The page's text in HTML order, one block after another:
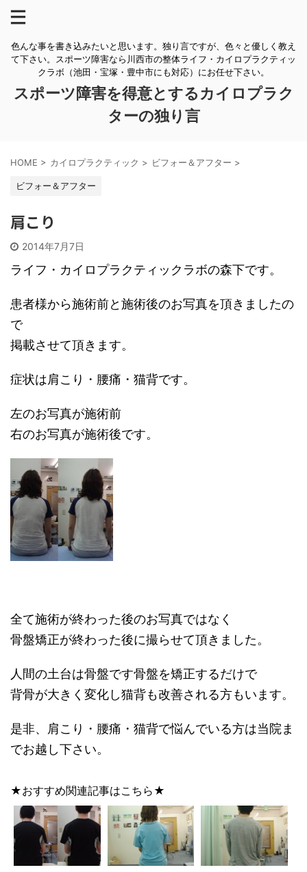
色んな事を書き込みたいと思います。独り言ですが、色々と優しく教え
て下さい。スポーツ障害なら川西市の整体ライフ・カイロプラクティッ
クラボ（池田・宝塚・豊中市にも対応）にお任せ下さい。
スポーツ障害を得意とするカイロプラク
ターの独り言
HOME > カイロプラクティック > ビフォー＆アフター >
ビフォー＆アフター
肩こり
2014年7月7日
ライフ・カイロプラクティックラボの森下です。
患者様から施術前と施術後のお写真を頂きましたの
で
掲載させて頂きます。
症状は肩こり・腰痛・猫背です。
左のお写真が施術前
右のお写真が施術後です。
全て施術が終わった後のお写真ではなく
骨盤矯正が終わった後に撮らせて頂きました。
人間の土台は骨盤です骨盤を矯正するだけで
背骨が大きく変化し猫背も改善される方もいます。
是非、肩こり・腰痛・猫背で悩んでいる方は当院ま
でお越し下さい。
★おすすめ関連記事はこちら★